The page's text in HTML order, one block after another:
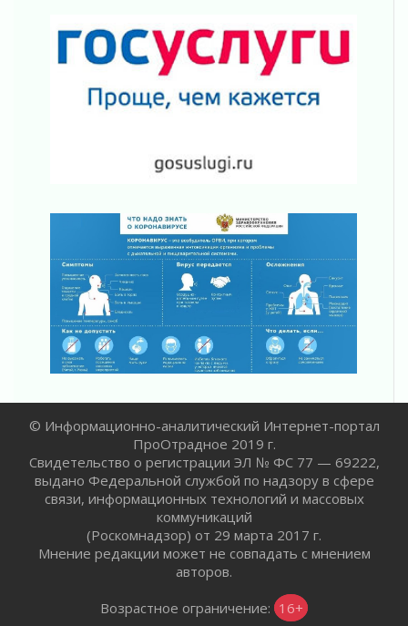
03 августа 2026
Ленобласть отмечает День Воздушно-
десантных войск
02 августа 2026
Ленобласть отметила заслуги жителей перед
Ладога — не пруд
ПСК через Гослуслуги напомнит жителям
Ленинградской области о неоплаченных
счетах
02 августа 2026
Пропавшего подростка нашли в Кировском
районе Ленобласти
действовать при укусе клеща
В Ивангороде назвали новых почетных
граждан Ленинградской области
02 августа 2026
Готовность №1
02 августа 2026
Километровые столбы «Дороги жизни»
02 августа 2026
© Информационно-аналитический Интернет-портал
ПроОтрадное 2019 г.
Свидетельство о регистрации ЭЛ № ФС 77 — 69222,
выдано Федеральной службой по надзору в сфере
связи, информационных технологий и массовых
коммуникаций
(Роскомнадзор) от 29 марта 2017 г.
Мнение редакции может не совпадать с мнением
авторов.
Возрастное ограничение: 16+